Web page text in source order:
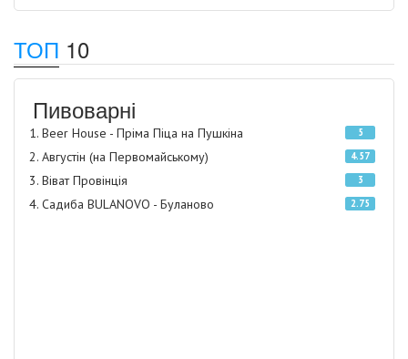
ТОП 10
Пивоварні
Beer House - Пріма Піца на Пушкіна 5
Августін (на Первомайському) 4.57
Віват Провінція 3
Садиба BULANOVO - Буланово 2.75